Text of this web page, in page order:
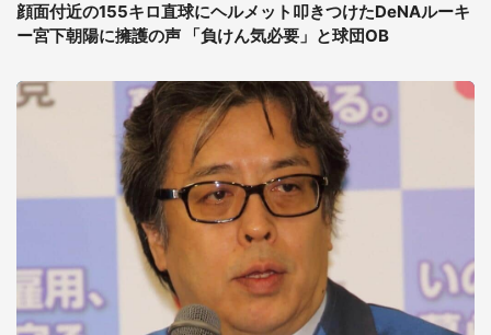
顔面付近の155キロ直球にヘルメット叩きつけたDeNAルーキ
ー宮下朝陽に擁護の声 「負けん気必要」と球団OB